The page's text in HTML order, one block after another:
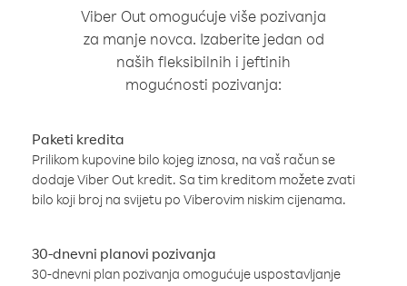
Viber Out omogućuje više pozivanja
za manje novca. Izaberite jedan od
naših fleksibilnih i jeftinih
mogućnosti pozivanja:
Paketi kredita
Prilikom kupovine bilo kojeg iznosa, na vaš račun se
dodaje Viber Out kredit. Sa tim kreditom možete zvati
bilo koji broj na svijetu po Viberovim niskim cijenama.
30-dnevni planovi pozivanja
30-dnevni plan pozivanja omogućuje uspostavljanje